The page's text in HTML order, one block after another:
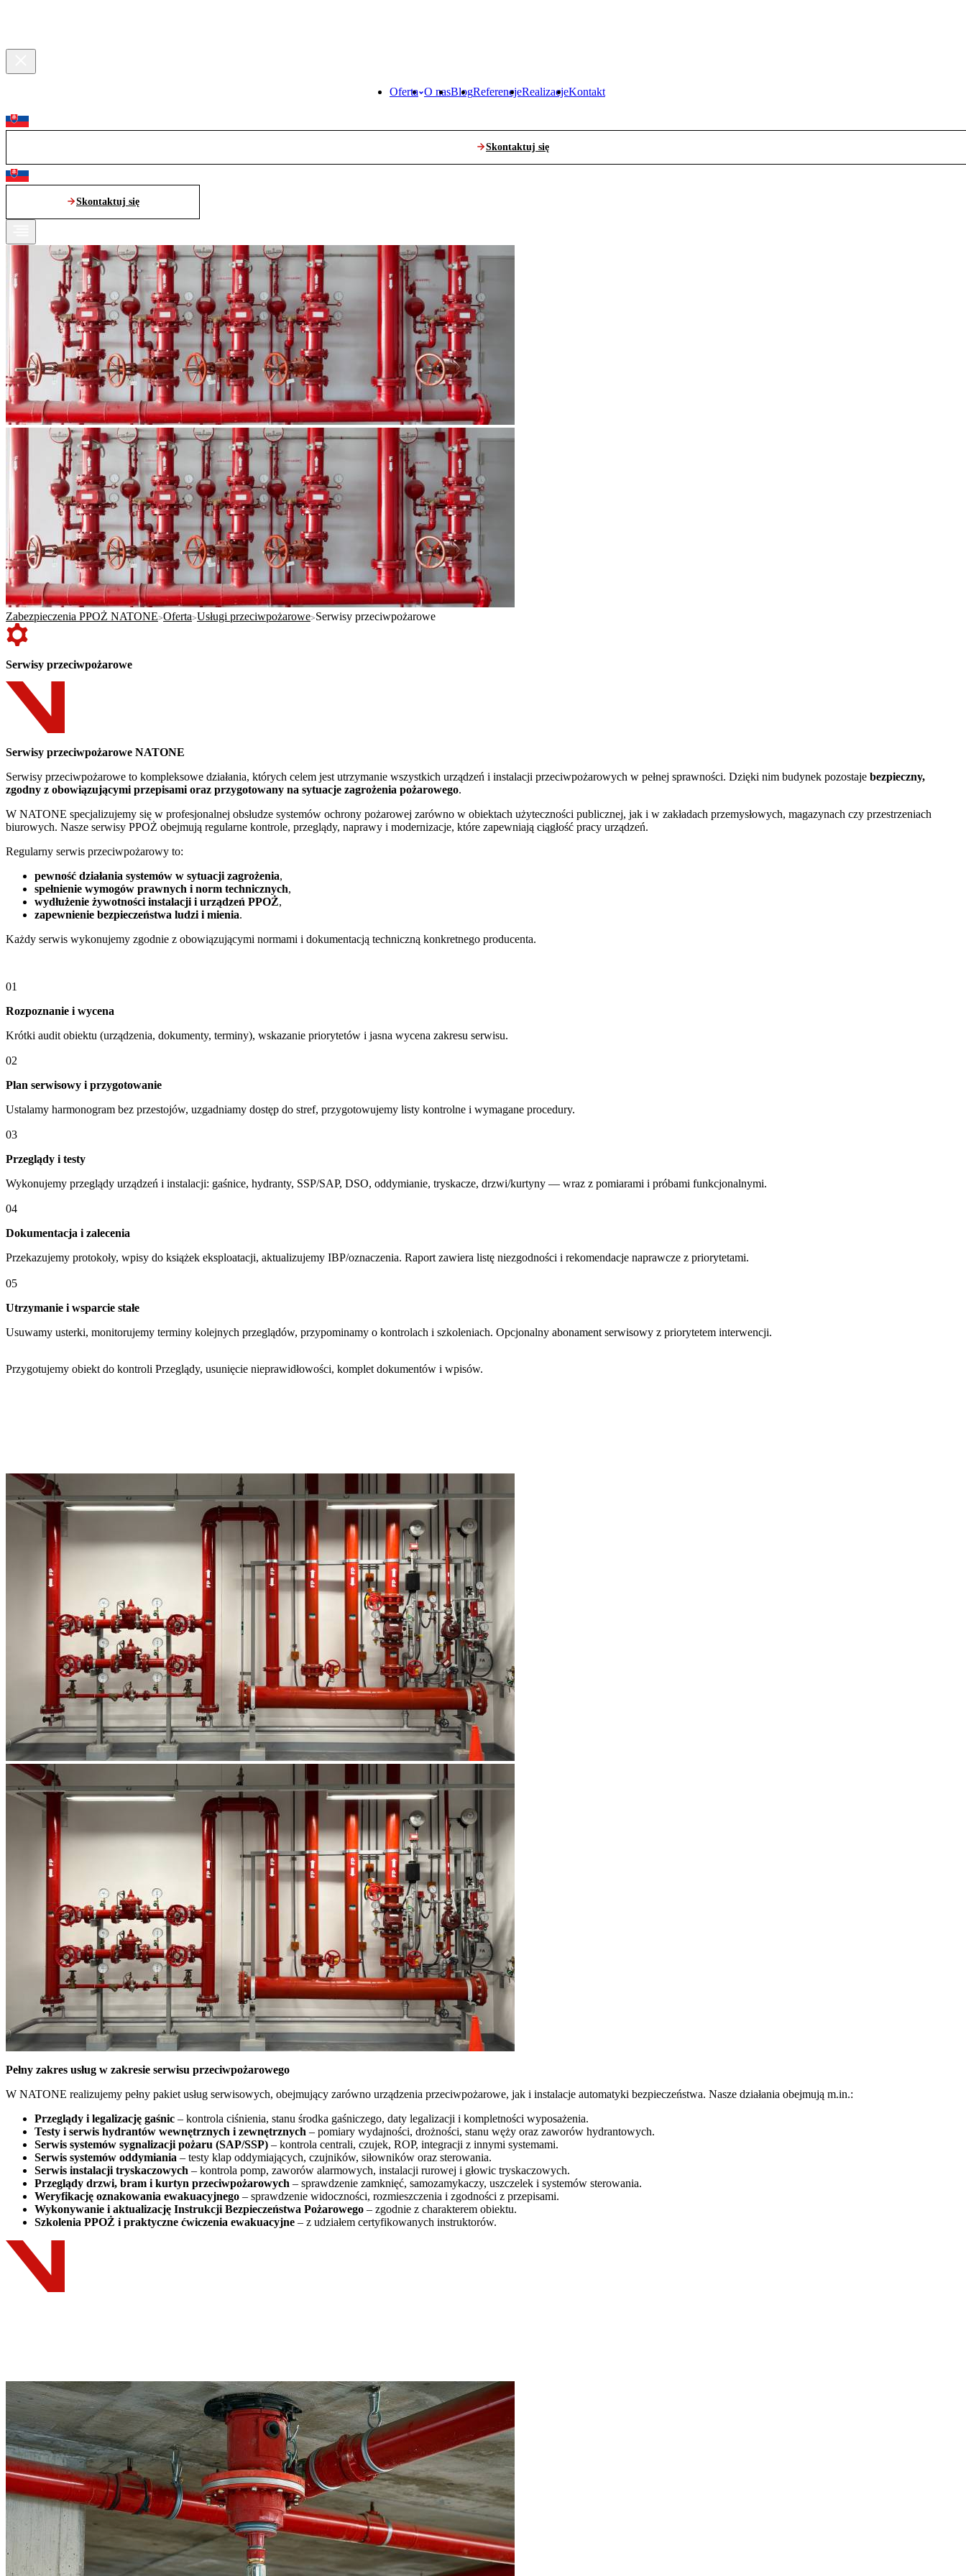
Oferta O nasBlogReferencjeRealizacjeKontakt
Skontaktuj się
Skontaktuj się
Zabezpieczenia PPOŻ NATONE Oferta Usługi przeciwpożarowe Serwisy przeciwpożarowe
Serwisy przeciwpożarowe
Serwisy przeciwpożarowe NATONE
Serwisy przeciwpożarowe to kompleksowe działania, których celem jest utrzymanie wszystkich urządzeń i instalacji przeciwpożarowych w pełnej sprawności. Dzięki nim budynek pozostaje bezpieczny,
zgodny z obowiązującymi przepisami oraz przygotowany na sytuacje zagrożenia pożarowego.
W NATONE specjalizujemy się w profesjonalnej obsłudze systemów ochrony pożarowej zarówno w obiektach użyteczności publicznej, jak i w zakładach przemysłowych, magazynach czy przestrzeniach
biurowych. Nasze serwisy PPOŻ obejmują regularne kontrole, przeglądy, naprawy i modernizacje, które zapewniają ciągłość pracy urządzeń.
Regularny serwis przeciwpożarowy to:
pewność działania systemów w sytuacji zagrożenia,
spełnienie wymogów prawnych i norm technicznych,
wydłużenie żywotności instalacji i urządzeń PPOŻ,
zapewnienie bezpieczeństwa ludzi i mienia.
Każdy serwis wykonujemy zgodnie z obowiązującymi normami i dokumentacją techniczną konkretnego producenta.
01
Rozpoznanie i wycena
Krótki audit obiektu (urządzenia, dokumenty, terminy), wskazanie priorytetów i jasna wycena zakresu serwisu.
02
Plan serwisowy i przygotowanie
Ustalamy harmonogram bez przestojów, uzgadniamy dostęp do stref, przygotowujemy listy kontrolne i wymagane procedury.
03
Przeglądy i testy
Wykonujemy przeglądy urządzeń i instalacji: gaśnice, hydranty, SSP/SAP, DSO, oddymianie, tryskacze, drzwi/kurtyny — wraz z pomiarami i próbami funkcjonalnymi.
04
Dokumentacja i zalecenia
Przekazujemy protokoły, wpisy do książek eksploatacji, aktualizujemy IBP/oznaczenia. Raport zawiera listę niezgodności i rekomendacje naprawcze z priorytetami.
05
Utrzymanie i wsparcie stałe
Usuwamy usterki, monitorujemy terminy kolejnych przeglądów, przypominamy o kontrolach i szkoleniach. Opcjonalny abonament serwisowy z priorytetem interwencji.
Przygotujemy obiekt do kontroli Przeglądy, usunięcie nieprawidłowości, komplet dokumentów i wpisów.
Pełny zakres usług w zakresie serwisu przeciwpożarowego
W NATONE realizujemy pełny pakiet usług serwisowych, obejmujący zarówno urządzenia przeciwpożarowe, jak i instalacje automatyki bezpieczeństwa. Nasze działania obejmują m.in.:
Przeglądy i legalizację gaśnic – kontrola ciśnienia, stanu środka gaśniczego, daty legalizacji i kompletności wyposażenia.
Testy i serwis hydrantów wewnętrznych i zewnętrznych – pomiary wydajności, drożności, stanu węży oraz zaworów hydrantowych.
Serwis systemów sygnalizacji pożaru (SAP/SSP) – kontrola centrali, czujek, ROP, integracji z innymi systemami.
Serwis systemów oddymiania – testy klap oddymiających, czujników, siłowników oraz sterowania.
Serwis instalacji tryskaczowych – kontrola pomp, zaworów alarmowych, instalacji rurowej i głowic tryskaczowych.
Przeglądy drzwi, bram i kurtyn przeciwpożarowych – sprawdzenie zamknięć, samozamykaczy, uszczelek i systemów sterowania.
Weryfikację oznakowania ewakuacyjnego – sprawdzenie widoczności, rozmieszczenia i zgodności z przepisami.
Wykonywanie i aktualizację Instrukcji Bezpieczeństwa Pożarowego – zgodnie z charakterem obiektu.
Szkolenia PPOŻ i praktyczne ćwiczenia ewakuacyjne – z udziałem certyfikowanych instruktorów.